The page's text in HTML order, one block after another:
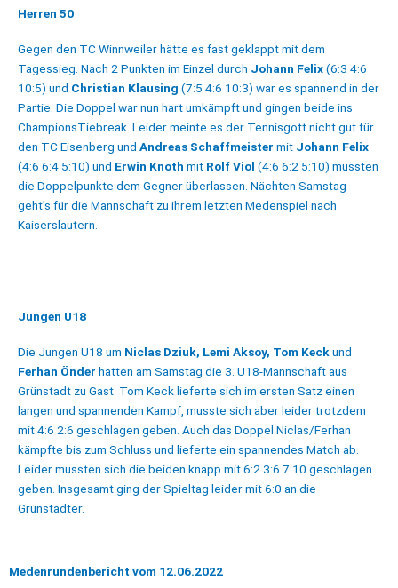
Herren 50
Gegen den TC Winnweiler hätte es fast geklappt mit dem
Tagessieg. Nach 2 Punkten im Einzel durch Johann Felix(6:3 4:6
10:5) und Christian Klausing (7:5 4:6 10:3) war es spannend in der
Partie. Die Doppel war nun hart umkämpft und gingen beide ins
ChampionsTiebreak. Leider meinte es der Tennisgott nicht gut für
den TC Eisenberg und Andreas Schaffmeister mit Johann Felix
(4:6 6:4 5:10) und Erwin Knoth mit Rolf Viol (4:6 6:2 5:10) mussten
die Doppelpunkte dem Gegner überlassen. Nächten Samstag
geht’s für die Mannschaft zu ihrem letzten Medenspiel nach
Kaiserslautern.
Jungen U18
Die Jungen U18 um Niclas Dziuk, Lemi Aksoy, Tom Keckund
Ferhan Önder hatten am Samstag die 3. U18-Mannschaft aus
Grünstadt zu Gast. Tom Keck lieferte sich im ersten Satz einen
langen und spannenden Kampf, musste sich aber leider trotzdem
mit 4:6 2:6 geschlagen geben. Auch das Doppel Niclas/Ferhan
kämpfte bis zum Schluss und lieferte ein spannendes Match ab.
Leider mussten sich die beiden knapp mit 6:2 3:6 7:10 geschlagen
geben. Insgesamt ging der Spieltag leider mit 6:0 an die
Grünstadter.
Medenrundenbericht vom 12.06.2022